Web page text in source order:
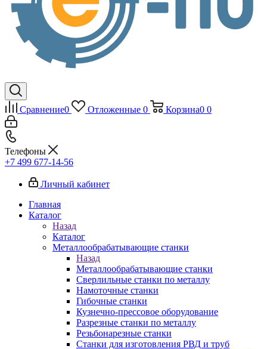
Сравнение0 Отложенные 0 Корзина0 0
Телефоны
+7 499 677-14-56
Личный кабинет
Главная
Каталог
Назад
Каталог
Металлообрабатывающие станки
Назад
Металлообрабатывающие станки
Сверлильные станки по металлу
Намоточные станки
Гибочные станки
Кузнечно-прессовое оборудование
Разрезные станки по металлу
Резьбонарезные станки
Станки для изготовления РВД и труб